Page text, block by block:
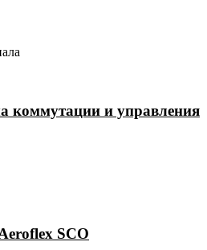
коммутации и управления
SCO